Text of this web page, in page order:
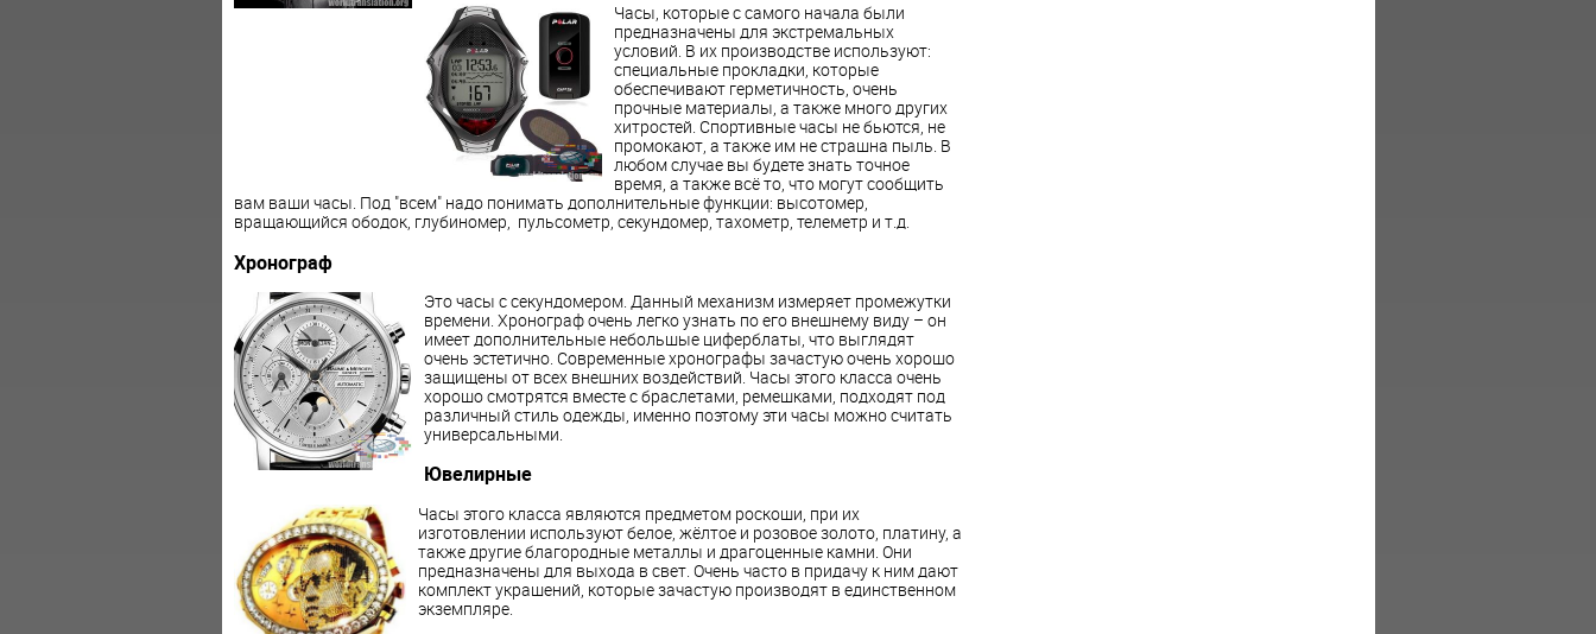
Часы, которые с самого начала были
предназначены для экстремальных
условий. В их производстве используют:
специальные прокладки, которые
обеспечивают герметичность, очень
прочные материалы, а также много других
хитростей. Спортивные часы не бьются, не
промокают, а также им не страшна пыль. В
любом случае вы будете знать точное
время, а также всё то, что могут сообщить
вам ваши часы. Под "всем" надо понимать дополнительные функции: высотомер,
вращающийся ободок, глубиномер, пульсометр, секундомер, тахометр, телеметр и т.д.
Хронограф
Это часы с секундомером. Данный механизм измеряет промежутки
времени. Хронограф очень легко узнать по его внешнему виду – он
имеет дополнительные небольшые циферблаты, что выглядят
очень эстетично. Современные хронографы зачастую очень хорошо
защищены от всех внешних воздействий. Часы этого класса очень
хорошо смотрятся вместе с браслетами, ремешками, подходят под
различный стиль одежды, именно поэтому эти часы можно считать
универсальными.
Ювелирные
Часы этого класса являются предметом роскоши, при их
изготовлении используют белое, жёлтое и розовое золото, платину, а
также другие благородные металлы и драгоценные камни. Они
предназначены для выхода в свет. Очень часто в придачу к ним дают
комплект украшений, которые зачастую производят в единственном
экземпляре.